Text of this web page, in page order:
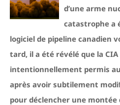
d’une arme
catastrophe a
logiciel de pipeline canadien
tard, il a été révélé que la
intentionnellement permis au
après avoir subtilement
pour déclencher une montée